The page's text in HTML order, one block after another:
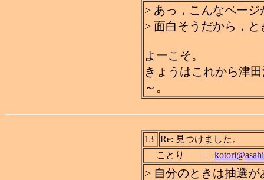
> あっ，こんなペー
> 面白そうだから，
よーこそ。
きょうはこれから津
～。
13
Re: 見つけました。
ことり |
> 自分のときは抽選